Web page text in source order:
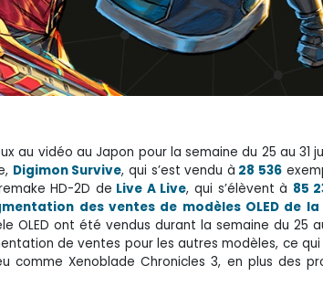
au vidéo au Japon pour la semaine du 25 au 31
Digimon Survive, qui s’est vendu à 28 536
HD-2D de Live A Live, qui s’élèvent à 85
des ventes de modèles OLED de
OLED ont été vendus durant la semaine du 25
de ventes pour les autres modèles, ce
comme Xenoblade Chronicles 3, en plus des